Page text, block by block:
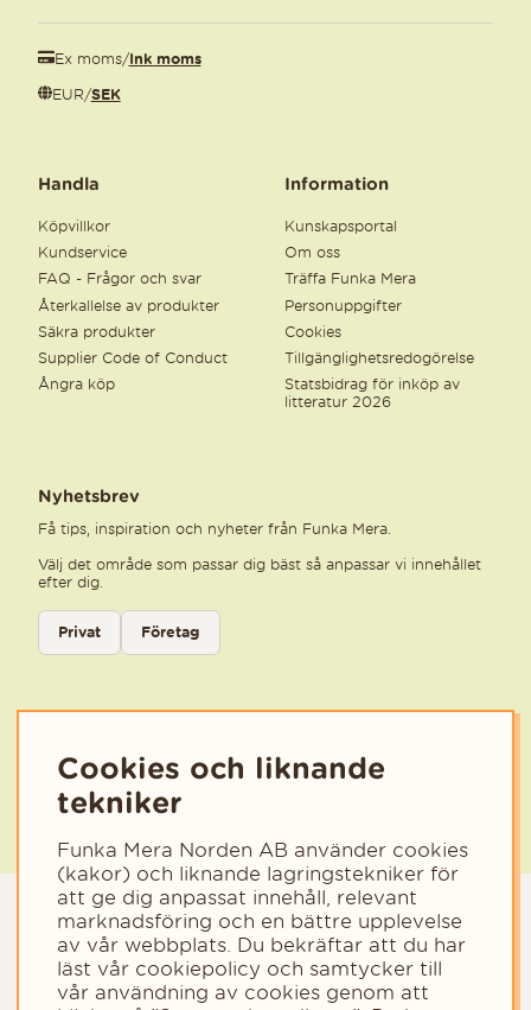
Ex moms/Ink moms
EUR/SEK
Handla
Köpvillkor
Kundservice
FAQ - Frågor och svar
Återkallelse av produkter
Säkra produkter
Supplier Code of Conduct
Ångra köp
Information
Kunskapsportal
Om oss
Träffa Funka Mera
Personuppgifter
Cookies
Tillgänglighetsredogörelse
Statsbidrag för inköp av
litteratur 2026
Nyhetsbrev
Få tips, inspiration och nyheter från Funka Mera.
Välj det område som passar dig bäst så anpassar vi innehållet
efter dig.
Välj kategori för nyhetsbrev
Privat
Företag
Cookies och liknande
tekniker
Funka Mera Norden AB använder cookies
(kakor) och liknande lagringstekniker för
att ge dig anpassat innehåll, relevant
marknadsföring och en bättre upplevelse
av vår webbplats. Du bekräftar att du har
läst vår cookiepolicy och samtycker till
vår användning av cookies genom att